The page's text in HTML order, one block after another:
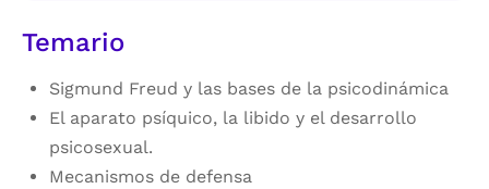
Temario
Sigmund Freud y las bases de la psicodinámica
El aparato psíquico, la libido y el desarrollo
psicosexual.
Mecanismos de defensa